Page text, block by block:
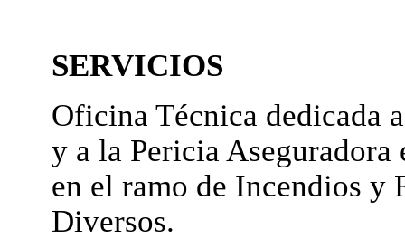
SERVICIOS
Oficina Técnica dedicada
y a la Pericia Aseguradora
en el ramo de Incendios y
Diversos.